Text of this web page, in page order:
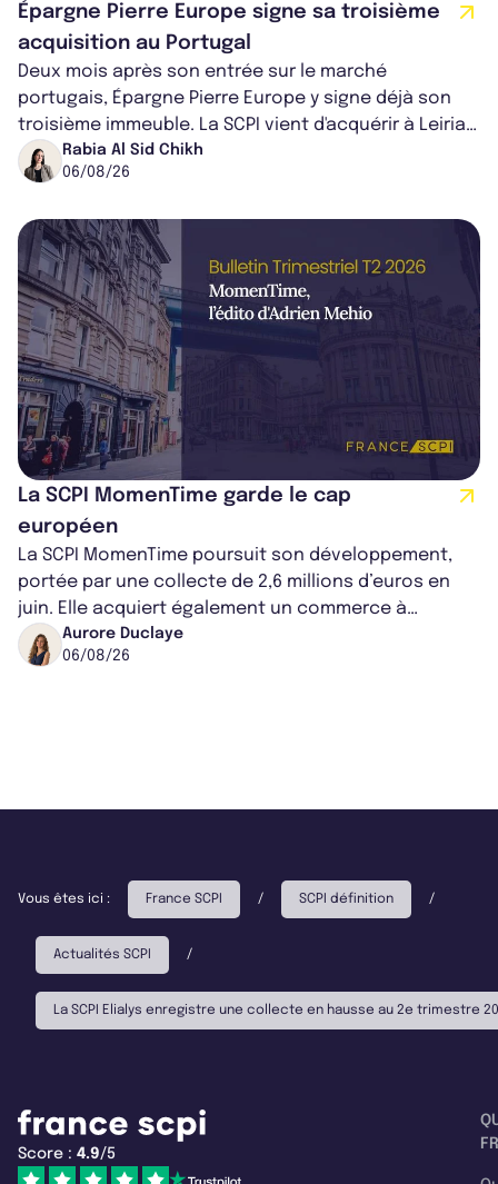
Épargne Pierre Europe signe sa troisième
acquisition au Portugal
Deux mois après son entrée sur le marché
portugais, Épargne Pierre Europe y signe déjà son
troisième immeuble. La SCPI vient d'acquérir à Leiria,
dans le centre du pays, un établis...
Rabia Al Sid Chikh
06/08/26
La SCPI MomenTime garde le cap
européen
La SCPI MomenTime poursuit son développement,
portée par une collecte de 2,6 millions d’euros en
juin. Elle acquiert également un commerce à
Worcester, place une plateforme logisti...
Aurore Duclaye
06/08/26
Vous êtes ici : France SCPI / SCPI définition /
Actualités SCPI /
La SCPI Elialys enregistre une collecte en hausse au 2e trimestre
Score : 4.9/5